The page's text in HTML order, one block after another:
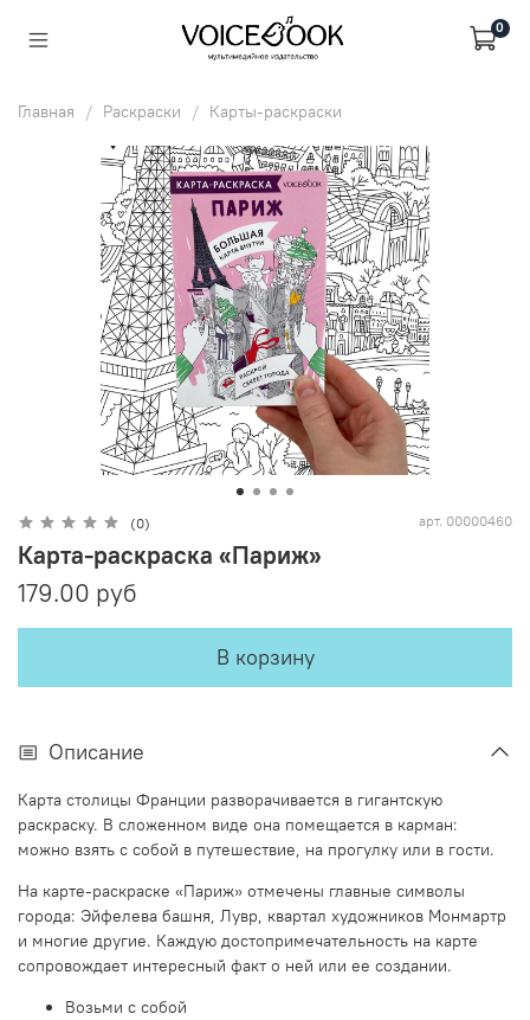
0
Главная Раскраски Карты-раскраски
(0) арт. 00000460
Карта-раскраска «Париж»
179.00 руб
В корзину
Описание
Карта столицы Франции разворачивается в гигантскую
раскраску. В сложенном виде она помещается в карман:
можно взять с собой в путешествие, на прогулку или в гости.
На карте-раскраске «Париж» отмечены главные символы
города: Эйфелева башня, Лувр, квартал художников Монмартр
и многие другие. Каждую достопримечательность на карте
сопровождает интересный факт о ней или ее создании.
Возьми с собой